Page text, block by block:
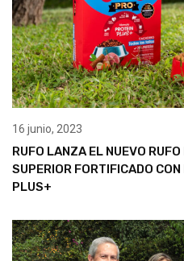
16 junio, 2023
RUFO LANZA EL NUEVO
SUPERIOR FORTIFICADO
PLUS+